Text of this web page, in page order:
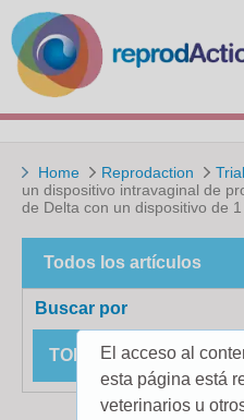
Home Reprodaction
un dispositivo intravaginal de
de Delta con un dispositivo de
Todos los artículos
Buscar por
TODOS LOS
El acceso al
esta página está
veterinarios u